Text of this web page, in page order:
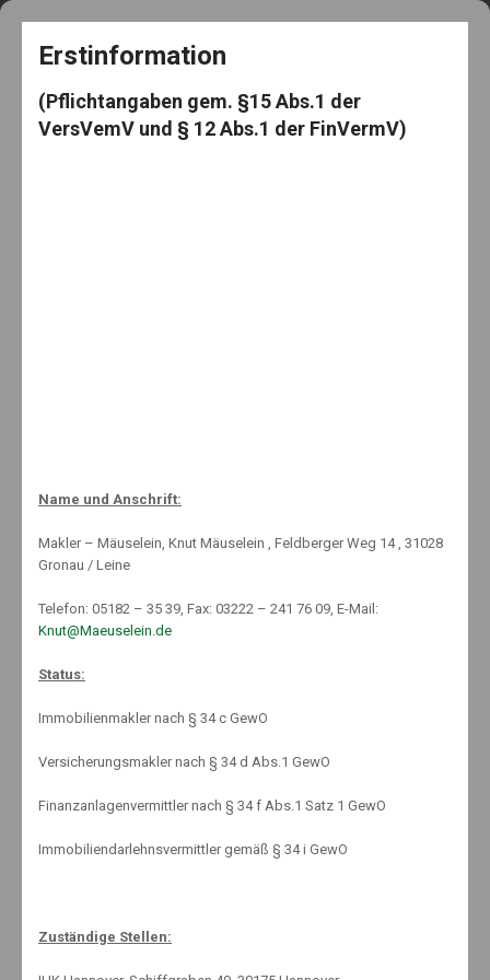
+49 5182 3539 frag@den-knut.de
Makler-Mäuselein
Categories: Berufsunfähigkeit,News No Comments
Am Montag hat das Analysehaus Morgen & Morgen erneut
vorgestellt. Dabei zeigt sich, dass psychische Krankheiten
Job vorzeitig aufgeben müssen. Der Anteil der BU-Fälle wegen
wird aktuell erstmals ausgezahlt, weil eine psychische Störung den
Analysehauses Morgen & Morgen. Damit bleibt die Psyche
Erstinformation
(Pflichtangaben gem. §15 Abs.1 der
VersVemV und § 12 Abs.1 der FinVermV)
Name und Anschrift:
Makler – Mäuselein, Knut Mäuselein , Feldberger Weg 14 , 31028
Gronau / Leine
Telefon: 05182 – 35 39, Fax: 03222 – 241 76 09, E-Mail:
Knut@Maeuselein.de
Status:
Immobilienmakler nach § 34 c GewO
Versicherungsmakler nach § 34 d Abs.1 GewO
Finanzanlagenvermittler nach § 34 f Abs.1 Satz 1 GewO
Immobiliendarlehnsvermittler gemäß § 34 i GewO
Zuständige Stellen: